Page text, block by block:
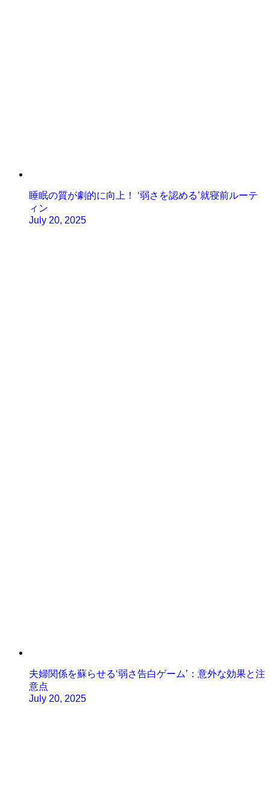
睡眠の質が劇的に向上！ ‘弱さを認める’就寝前ルーテ
ィン
July 20, 2025
夫婦関係を蘇らせる‘弱さ告白ゲーム’：意外な効果と注
意点
July 20, 2025